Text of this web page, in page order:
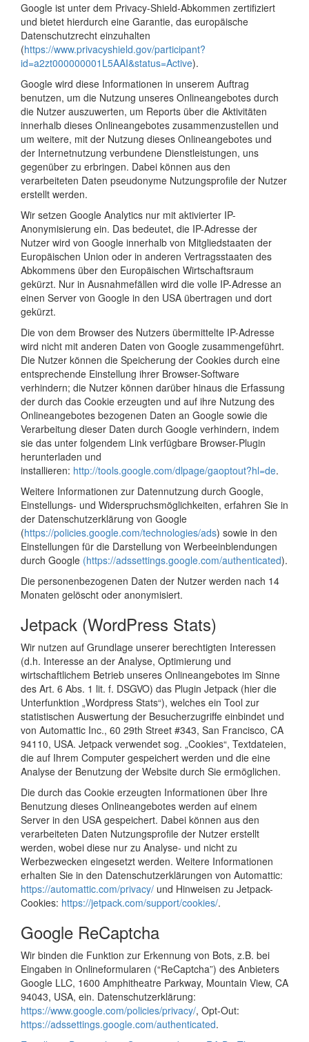
Google ist unter dem Privacy-Shield-Abkommen zertifiziert
und bietet hierdurch eine Garantie, das europäische
Datenschutzrecht einzuhalten
(https://www.privacyshield.gov/participant?
id=a2zt000000001L5AAI&status=Active).
Google wird diese Informationen in unserem Auftrag
benutzen, um die Nutzung unseres Onlineangebotes durch
die Nutzer auszuwerten, um Reports über die Aktivitäten
innerhalb dieses Onlineangebotes zusammenzustellen und
um weitere, mit der Nutzung dieses Onlineangebotes und
der Internetnutzung verbundene Dienstleistungen, uns
gegenüber zu erbringen. Dabei können aus den
verarbeiteten Daten pseudonyme Nutzungsprofile der Nutzer
erstellt werden.
Wir setzen Google Analytics nur mit aktivierter IP-
Anonymisierung ein. Das bedeutet, die IP-Adresse der
Nutzer wird von Google innerhalb von Mitgliedstaaten der
Europäischen Union oder in anderen Vertragsstaaten des
Abkommens über den Europäischen Wirtschaftsraum
gekürzt. Nur in Ausnahmefällen wird die volle IP-Adresse an
einen Server von Google in den USA übertragen und dort
gekürzt.
Die von dem Browser des Nutzers übermittelte IP-Adresse
wird nicht mit anderen Daten von Google zusammengeführt.
Die Nutzer können die Speicherung der Cookies durch eine
entsprechende Einstellung ihrer Browser-Software
verhindern; die Nutzer können darüber hinaus die Erfassung
der durch das Cookie erzeugten und auf ihre Nutzung des
Onlineangebotes bezogenen Daten an Google sowie die
Verarbeitung dieser Daten durch Google verhindern, indem
sie das unter folgendem Link verfügbare Browser-Plugin
herunterladen und
installieren: http://tools.google.com/dlpage/gaoptout?hl=de.
Weitere Informationen zur Datennutzung durch Google,
Einstellungs- und Widerspruchsmöglichkeiten, erfahren Sie in
der Datenschutzerklärung von Google
(https://policies.google.com/technologies/ads) sowie in den
Einstellungen für die Darstellung von Werbeeinblendungen
durch Google (https://adssettings.google.com/authenticated).
Die personenbezogenen Daten der Nutzer werden nach 14
Monaten gelöscht oder anonymisiert.
Jetpack (WordPress Stats)
Wir nutzen auf Grundlage unserer berechtigten Interessen
(d.h. Interesse an der Analyse, Optimierung und
wirtschaftlichem Betrieb unseres Onlineangebotes im Sinne
des Art. 6 Abs. 1 lit. f. DSGVO) das Plugin Jetpack (hier die
Unterfunktion „Wordpress Stats“), welches ein Tool zur
statistischen Auswertung der Besucherzugriffe einbindet und
von Automattic Inc., 60 29th Street #343, San Francisco, CA
94110, USA. Jetpack verwendet sog. „Cookies“, Textdateien,
die auf Ihrem Computer gespeichert werden und die eine
Analyse der Benutzung der Website durch Sie ermöglichen.
Die durch das Cookie erzeugten Informationen über Ihre
Benutzung dieses Onlineangebotes werden auf einem
Server in den USA gespeichert. Dabei können aus den
verarbeiteten Daten Nutzungsprofile der Nutzer erstellt
werden, wobei diese nur zu Analyse- und nicht zu
Werbezwecken eingesetzt werden. Weitere Informationen
erhalten Sie in den Datenschutzerklärungen von Automattic:
https://automattic.com/privacy/ und Hinweisen zu Jetpack-
Cookies: https://jetpack.com/support/cookies/.
Google ReCaptcha
Wir binden die Funktion zur Erkennung von Bots, z.B. bei
Eingaben in Onlineformularen (“ReCaptcha”) des Anbieters
Google LLC, 1600 Amphitheatre Parkway, Mountain View, CA
94043, USA, ein. Datenschutzerklärung:
https://www.google.com/policies/privacy/, Opt-Out:
https://adssettings.google.com/authenticated.